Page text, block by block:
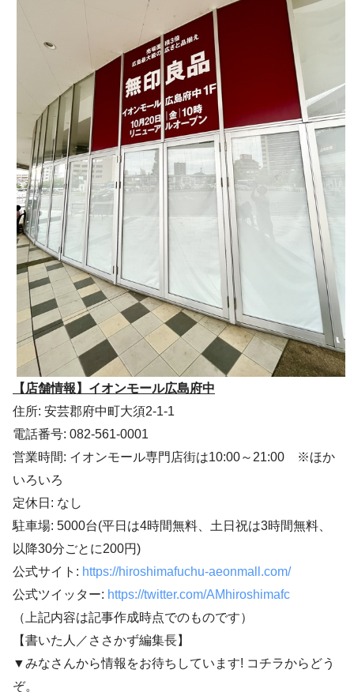
【店舗情報】イオンモール広島府中
住所: 安芸郡府中町大須2-1-1
電話番号: 082-561-0001
営業時間: イオンモール専門店街は10:00～21:00 ※ほか
いろいろ
定休日: なし
駐車場: 5000台(平日は4時間無料、土日祝は3時間無料、
以降30分ごとに200円)
公式サイト: https://hiroshimafuchu-aeonmall.com/
公式ツイッター: https://twitter.com/AMhiroshimafc
（上記内容は記事作成時点でのものです）
【書いた人／ささかず編集長】
▼みなさんから情報をお待ちしています! コチラからどう
ぞ。